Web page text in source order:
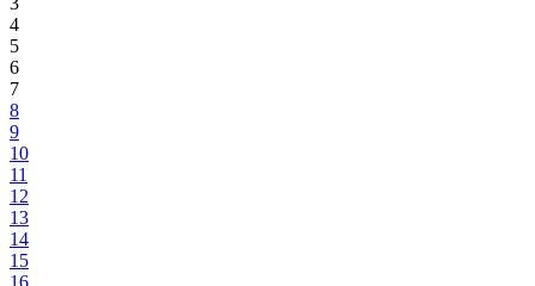
4
5
6
7
8
9
10
11
12
13
14
15
16